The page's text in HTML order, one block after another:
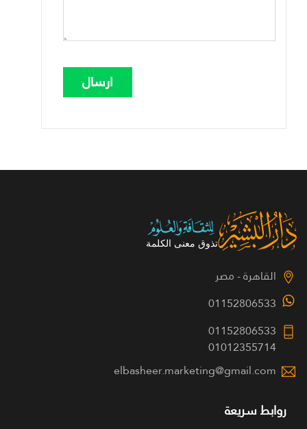
القاهرة - مصر
01152806533
01152806533
01012355714
elbasheer.marketing@gmail.com
روابط سريعة